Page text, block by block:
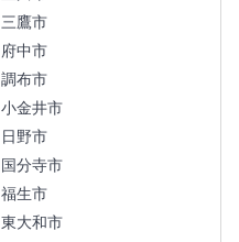
三鷹市
府中市
調布市
小金井市
日野市
国分寺市
福生市
東大和市